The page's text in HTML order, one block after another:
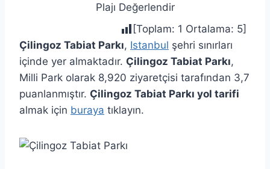
Plajı Değerlendir
[Toplam: 1 Ortalama: 5]
Çilingoz Tabiat Parkı, Istanbul şehri sınırları
içinde yer almaktadır. Çilingoz Tabiat Parkı,
Milli Park olarak 8,920 ziyaretçisi tarafından 3,7
puanlanmıştır. Çilingoz Tabiat Parkı yol tarifi
almak için buraya tıklayın.